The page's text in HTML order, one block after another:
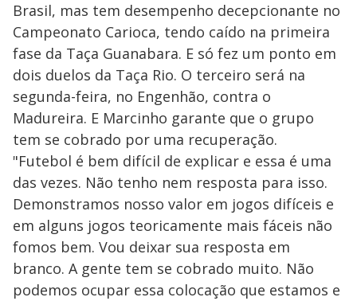
Brasil, mas tem desempenho decepcionante no
Campeonato Carioca, tendo caído na primeira
fase da Taça Guanabara. E só fez um ponto em
dois duelos da Taça Rio. O terceiro será na
segunda-feira, no Engenhão, contra o
Madureira. E Marcinho garante que o grupo
tem se cobrado por uma recuperação.
"Futebol é bem difícil de explicar e essa é uma
das vezes. Não tenho nem resposta para isso.
Demonstramos nosso valor em jogos difíceis e
em alguns jogos teoricamente mais fáceis não
fomos bem. Vou deixar sua resposta em
branco. A gente tem se cobrado muito. Não
podemos ocupar essa colocação que estamos e